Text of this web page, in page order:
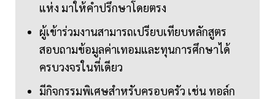
แห่ง มาให้คำปรึกษาโดยตรง
ผู้เข้าร่วมงานสามารถเปรียบเทียบหลักสูตร
สอบถามข้อมูลค่าเทอมและทุนการศึกษาได้
ครบวงจรในที่เดียว
มีกิจกรรมพิเศษสำหรับครอบครัว เช่น ทอล์ก